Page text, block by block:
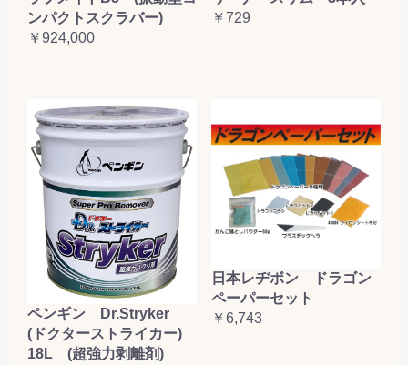
ンパクトスクラバー)
￥924,000
￥729
ペンギン Dr.Stryker
(ドクターストライカー)
18L (超強力剥離剤)
日本レヂボン ドラゴン
ペーパーセット
￥6,743